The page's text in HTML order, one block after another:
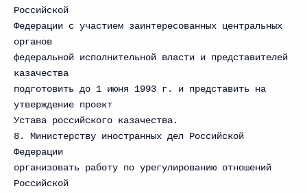
Российской
Федерации с участием заинтересованных центральных
органов
федеральной исполнительной власти и представителей
казачества
подготовить до 1 июня 1993 г. и представить на
утверждение проект
Устава российского казачества.
8. Министерству иностранных дел Российской
Федерации
организовать работу по урегулированию отношений
Российской